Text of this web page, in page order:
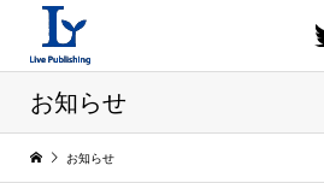
お知らせ
お知らせ